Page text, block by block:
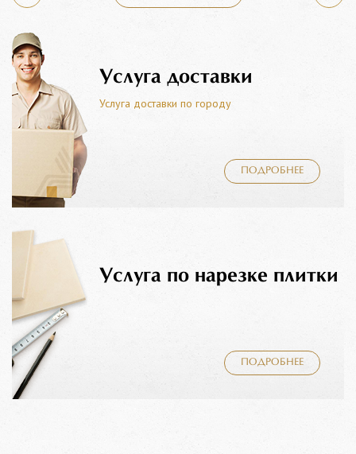
Услуга доставки
Услуга доставки по городу
ПОДРОБНЕЕ
Услуга по нарезке плитки
ПОДРОБНЕЕ